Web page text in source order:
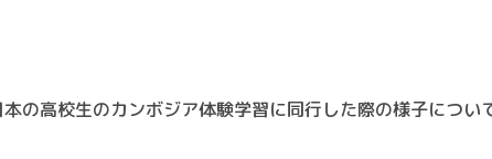
の高校生のカンボジア体験学習に同行した際の様子につい